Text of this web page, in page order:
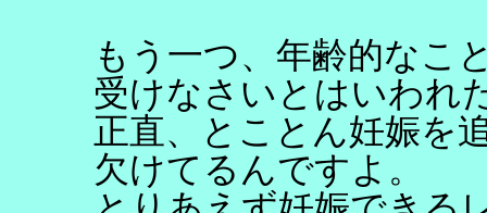
もう一つ、年齢的なこ
受けなさいとはいわれ
正直、とことん妊娠を
欠けてるんですよ。